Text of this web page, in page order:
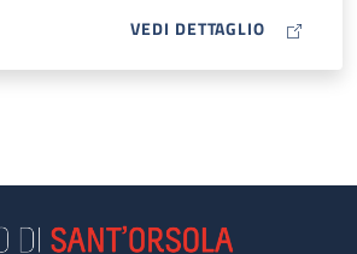
VEDI DETTAGLIO MAP ICON